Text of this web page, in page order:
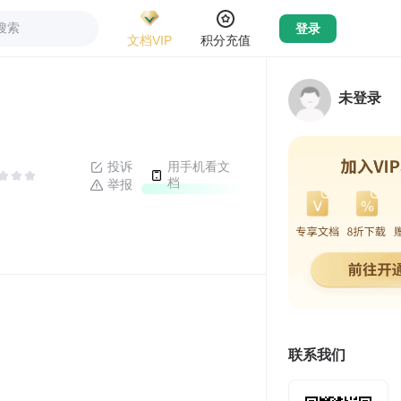
索
文档VIP
积分充值
登录
投诉
举报
用手机看文
档
未登录
联系我们